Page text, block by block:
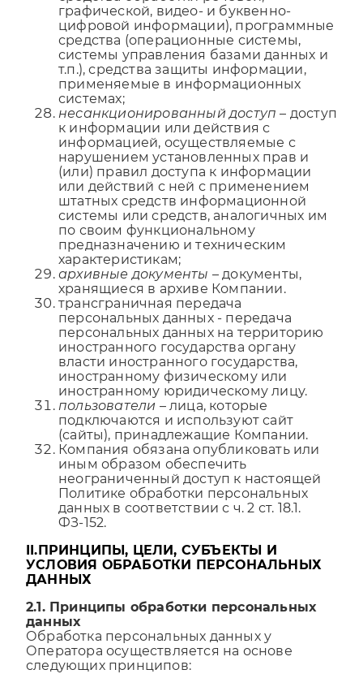
графической, видео- и буквенно-
цифровой информации), программные
средства (операционные системы,
системы управления базами данных и
т.п.), средства защиты информации,
применяемые в информационных
системах;
несанкционированный доступ – доступ
к информации или действия с
информацией, осуществляемые с
нарушением установленных прав и
(или) правил доступа к информации
или действий с ней с применением
штатных средств информационной
системы или средств, аналогичных им
по своим функциональному
предназначению и техническим
характеристикам;
архивные документы – документы,
хранящиеся в архиве Компании.
трансграничная передача
персональных данных - передача
персональных данных на территорию
иностранного государства органу
власти иностранного государства,
иностранному физическому или
иностранному юридическому лицу.
пользователи – лица, которые
подключаются и используют сайт
(сайты), принадлежащие Компании.
Компания обязана опубликовать или
иным образом обеспечить
неограниченный доступ к настоящей
Политике обработки персональных
данных в соответствии с ч. 2 ст. 18.1.
ФЗ-152.
II.ПРИНЦИПЫ, ЦЕЛИ, СУБЪЕКТЫ И
УСЛОВИЯ ОБРАБОТКИ ПЕРСОНАЛЬНЫХ
ДАННЫХ
2.1. Принципы обработки персональных
данных
Обработка персональных данных у
Оператора осуществляется на основе
следующих принципов: